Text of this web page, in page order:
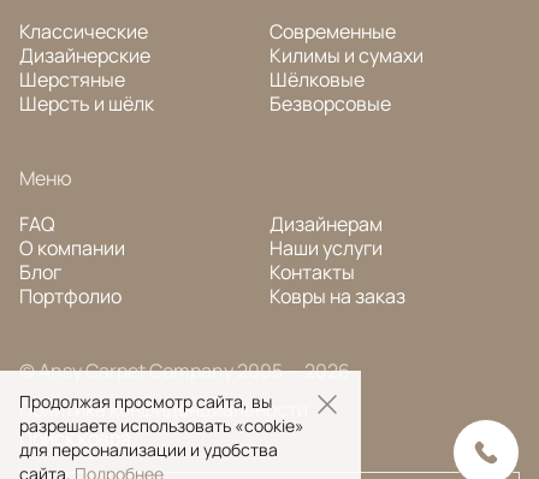
Классические
Дизайнерские
Шерстяные
Шерсть и шёлк
Современные
Килимы и сумахи
Шёлковые
Безворсовые
Меню
FAQ
О компании
Блог
Портфолио
Дизайнерам
Наши услуги
Контакты
Ковры на заказ
© Ansy Carpet Company 2005 — 2026
Политика конфиденциальности
Поиск ковра
Продолжая просмотр сайта, вы
разрешаете использовать «cookie»
для персонализации и удобства
сайта. Подробнее